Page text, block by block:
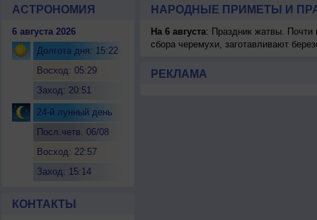
АСТРОНОМИЯ
6 августа 2026
Долгота дня: 15:22
Восход: 05:29
Заход: 20:51
24-й лунный день
Посл.четв. 06/08
Восход: 22:57
Заход: 15:14
КОНТАКТЫ
НАРОДНЫЕ ПРИМЕТЫ И
На 6 августа: Праздник жатвы. Почти
сбора черемухи, заготавливают
РЕКЛАМА